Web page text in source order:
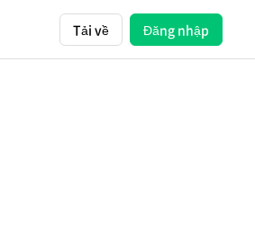
Tải về Đăng nhập